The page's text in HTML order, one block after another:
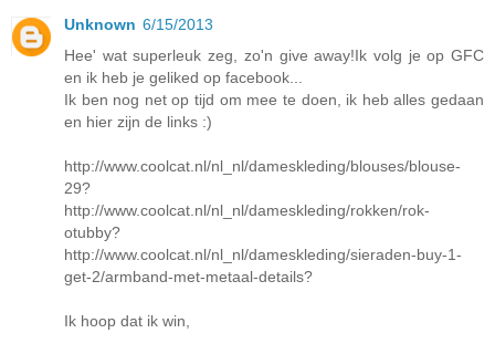
Unknown 6/15/2013
Hee' wat superleuk zeg, zo'n give away!Ik volg je op GFC
en ik heb je geliked op facebook...
Ik ben nog net op tijd om mee te doen, ik heb alles gedaan
en hier zijn de links :)
http://www.coolcat.nl/nl_nl/dameskleding/blouses/blouse-
29?
http://www.coolcat.nl/nl_nl/dameskleding/rokken/rok-
otubby?
http://www.coolcat.nl/nl_nl/dameskleding/sieraden-buy-1-
get-2/armband-met-metaal-details?
Ik hoop dat ik win,